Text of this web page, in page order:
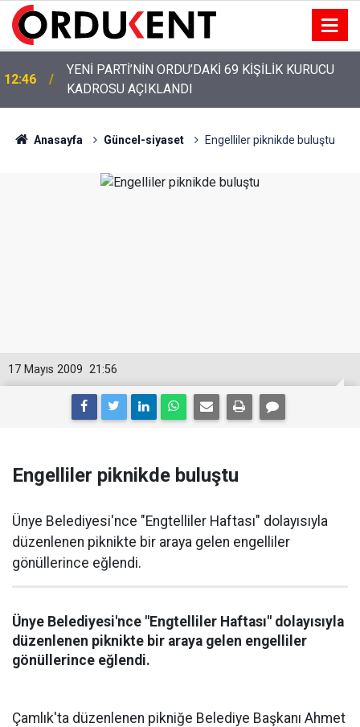
12:46
YENİ PARTİ’NİN ORDU’DAKİ 69 KİŞİLİK KURUCU
KADROSU AÇIKLANDI
Anasayfa Güncel-siyaset Engelliler piknikde buluştu
21:56
17 Mayıs 2009
Engelliler piknikde buluştu
Ünye Belediyesi'nce "Engtelliler Haftası" dolayısıyla
düzenlenen piknikte bir araya gelen engelliler
gönüllerince eğlendi.
Ünye Belediyesi'nce "Engtelliler Haftası" dolayısıyla
düzenlenen piknikte bir araya gelen engelliler
gönüllerince eğlendi.
Çamlık'ta düzenlenen pikniğe Belediye Başkanı Ahmet